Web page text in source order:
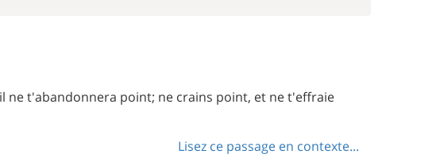
ne t'abandonnera point; ne crains point, et ne t'effraie
Lisez ce passage en contexte...